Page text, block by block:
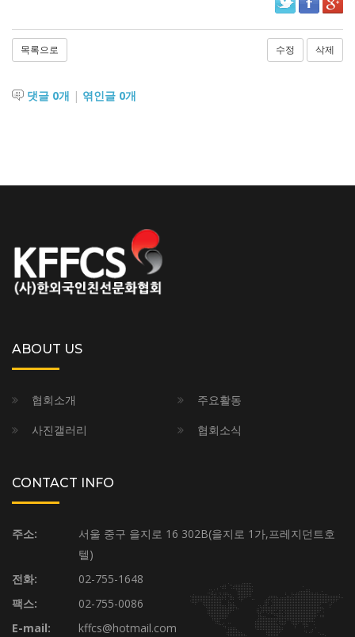
목록으로 수정 삭제
댓글 0개 | 엮인글 0개
ABOUT US
협회소개
주요활동
사진갤러리
협회소식
CONTACT INFO
주소:
서울 중구 을지로 16 302B(을지로 1가,프레지던트호
텔)
전화:
02-755-1648
팩스:
02-755-0086
E-mail:
kffcs@hotmail.com